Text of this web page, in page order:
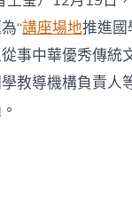
“講座場地推進國
事中華優秀傳
教導機構負責